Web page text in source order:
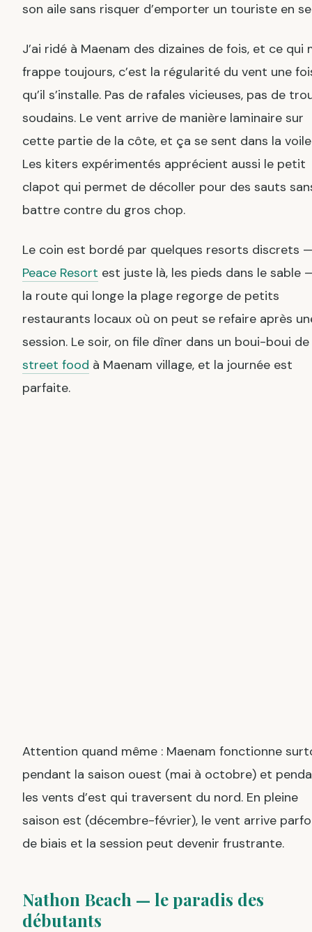
son aile sans risquer d’emporter un touriste en
J’ai ridé à Maenam des dizaines de fois, et ce qui
frappe toujours, c’est la régularité du vent une
qu’il s’installe. Pas de rafales vicieuses, pas de
soudains. Le vent arrive de manière laminaire sur
cette partie de la côte, et ça se sent dans la
Les kiters expérimentés apprécient aussi le petit
clapot qui permet de décoller pour des sauts
battre contre du gros chop.
Le coin est bordé par quelques resorts discrets
Peace Resort est juste là, les pieds dans le sable
la route qui longe la plage regorge de petits
restaurants locaux où on peut se refaire après
session. Le soir, on file dîner dans un boui-boui de
street food à Maenam village, et la journée est
parfaite.
Attention quand même : Maenam fonctionne
pendant la saison ouest (mai à octobre) et
les vents d’est qui traversent du nord. En pleine
saison est (décembre-février), le vent arrive
de biais et la session peut devenir frustrante.
Nathon Beach — le paradis des
débutants